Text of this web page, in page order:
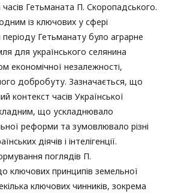
часів Гетьманата П. Скоропадського.
із ключових у сфері
періоду Гетьманату було аграрне
для українського селянина
економічної незалежності,
добробуту. Зазначається, що
контекст часів Української
що ускладнювало
реформи та зумовлювало різні
діячів і інтелігенції.
поглядів П.
ключових принципів земельної
ключових чинників, зокрема